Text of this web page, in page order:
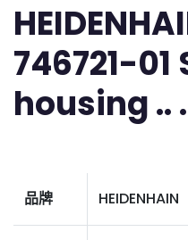
746721-
housing ..
品牌 HEIDENHAIN